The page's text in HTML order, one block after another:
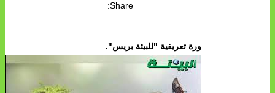
Share:
ورة تعريفية "للبيئة بريس".